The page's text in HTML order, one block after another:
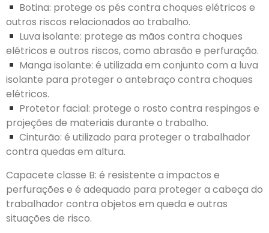
Botina: protege os pés contra choques elétricos e
outros riscos relacionados ao trabalho.
Luva isolante: protege as mãos contra choques
elétricos e outros riscos, como abrasão e perfuração.
Manga isolante: é utilizada em conjunto com a luva
isolante para proteger o antebraço contra choques
elétricos.
Protetor facial: protege o rosto contra respingos e
projeções de materiais durante o trabalho.
Cinturão: é utilizado para proteger o trabalhador
contra quedas em altura.
Capacete classe B: é resistente a impactos e
perfurações e é adequado para proteger a cabeça do
trabalhador contra objetos em queda e outras
situações de risco.